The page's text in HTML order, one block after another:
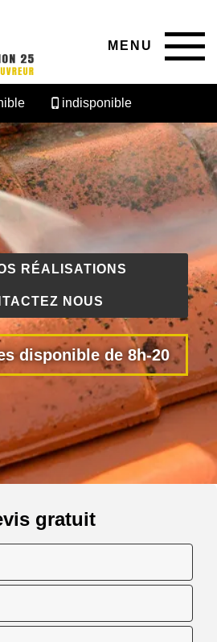
MENU
indisponible
RÉALISATIONS
NOUS
disponible de 8h-20
gratuit